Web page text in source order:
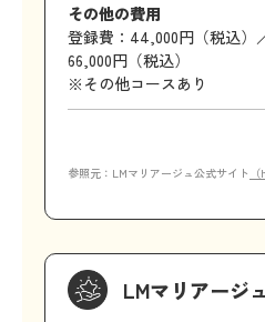
その他の費用
登録費：44,000円（税込）
66,000円（税込）
※その他コースあり
参照元：LMマリアージュ公式サイト
LMマリアージ